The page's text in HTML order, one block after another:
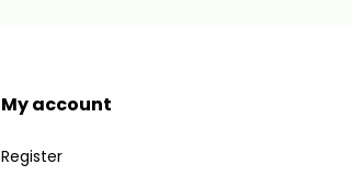
My account
Register